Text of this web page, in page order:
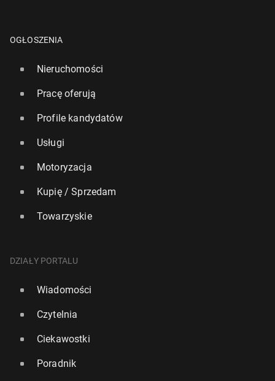
OGŁOSZENIA
Nieruchomości
Pracę oferują
Profile kandydatów
Usługi
Motoryzacja
Kupię / Sprzedam
Towarzyskie
DZIAŁY PORTALU
Wiadomości
Czytelnia
Ciekawostki
Poradnik